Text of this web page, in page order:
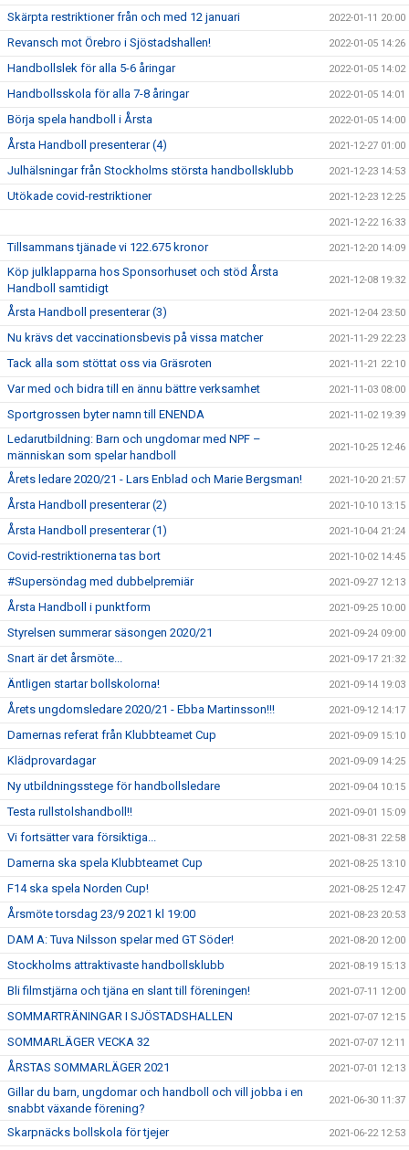
Skärpta restriktioner från och med 12 januari 2022-01-11 20:00
Revansch mot Örebro i Sjöstadshallen! 2022-01-05 14:26
Handbollslek för alla 5-6 åringar 2022-01-05 14:02
Handbollsskola för alla 7-8 åringar 2022-01-05 14:01
Börja spela handboll i Årsta 2022-01-05 14:00
Årsta Handboll presenterar (4) 2021-12-27 01:00
Julhälsningar från Stockholms största handbollsklubb 2021-12-23 14:53
Utökade covid-restriktioner 2021-12-23 12:25
2021-12-22 16:33
Tillsammans tjänade vi 122.675 kronor 2021-12-20 14:09
Köp julklapparna hos Sponsorhuset och stöd Årsta
Handboll samtidigt
2021-12-08 19:32
Årsta Handboll presenterar (3) 2021-12-04 23:50
Nu krävs det vaccinationsbevis på vissa matcher 2021-11-29 22:23
Tack alla som stöttat oss via Gräsroten 2021-11-21 22:10
Var med och bidra till en ännu bättre verksamhet 2021-11-03 08:00
Sportgrossen byter namn till ENENDA 2021-11-02 19:39
Ledarutbildning: Barn och ungdomar med NPF –
människan som spelar handboll
2021-10-25 12:46
Årets ledare 2020/21 - Lars Enblad och Marie Bergsman! 2021-10-20 21:57
Årsta Handboll presenterar (2) 2021-10-10 13:15
Årsta Handboll presenterar (1) 2021-10-04 21:24
Covid-restriktionerna tas bort 2021-10-02 14:45
#Supersöndag med dubbelpremiär 2021-09-27 12:13
Årsta Handboll i punktform 2021-09-25 10:00
Styrelsen summerar säsongen 2020/21 2021-09-24 09:00
Snart är det årsmöte... 2021-09-17 21:32
Äntligen startar bollskolorna! 2021-09-14 19:03
Årets ungdomsledare 2020/21 - Ebba Martinsson!!! 2021-09-12 14:17
Damernas referat från Klubbteamet Cup 2021-09-09 15:10
Klädprovardagar 2021-09-09 14:25
Ny utbildningsstege för handbollsledare 2021-09-04 10:15
Testa rullstolshandboll!! 2021-09-01 15:09
Vi fortsätter vara försiktiga... 2021-08-31 22:58
Damerna ska spela Klubbteamet Cup 2021-08-25 13:10
F14 ska spela Norden Cup! 2021-08-25 12:47
Årsmöte torsdag 23/9 2021 kl 19:00 2021-08-23 20:53
DAM A: Tuva Nilsson spelar med GT Söder! 2021-08-20 12:00
Stockholms attraktivaste handbollsklubb 2021-08-19 15:13
Bli filmstjärna och tjäna en slant till föreningen! 2021-07-11 12:00
SOMMARTRÄNINGAR I SJÖSTADSHALLEN 2021-07-07 12:15
SOMMARLÄGER VECKA 32 2021-07-07 12:11
ÅRSTAS SOMMARLÄGER 2021 2021-07-01 12:13
Gillar du barn, ungdomar och handboll och vill jobba i en
snabbt växande förening?
2021-06-30 11:37
Skarpnäcks bollskola för tjejer 2021-06-22 12:53